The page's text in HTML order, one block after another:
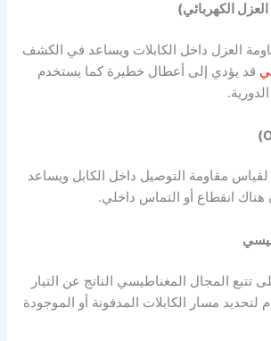
الكهربائي)
العزل داخل الكابلات ويساعد في الكشف
قد يؤدي إلى أعطال خطيرة كما يستخدم
مقاومة التوصيل داخل الكابل ويساعد
هناك انقطاع أو التماس داخلي.
تتبع المجال المغناطيسي الناتج عن التيار
لتحديد مسار الكابلات المدفونة أو الموجودة